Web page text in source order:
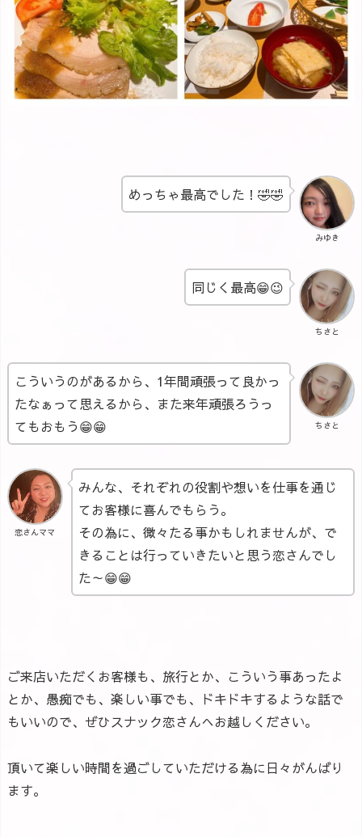
みゆき
めっちゃ最高でした！🤣🤣
ちさと
同じく最高😁😉
ちさと
こういうのがあるから、1年間頑張って良かっ
たなぁって思えるから、また来年頑張ろうっ
てもおもう😁😁
恋さんママ
みんな、それぞれの役割や想いを仕事を通じ
てお客様に喜んでもらう。
その為に、微々たる事かもしれませんが、で
きることは行っていきたいと思う恋さんでし
た～😁😁
ご来店いただくお客様も、旅行とか、こういう事あったよ
とか、愚痴でも、楽しい事でも、ドキドキするような話で
もいいので、ぜひスナック恋さんへお越しください。
頂いて楽しい時間を過ごしていただける為に日々がんばり
ます。